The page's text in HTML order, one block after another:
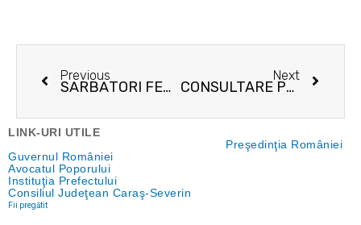
Prev
Previous
SĂRBĂTORI FERICITE ȘI LA MULȚI ANI MOLDOVA NOUĂ!
Next
CONSULTARE PUBLICĂ PRIVIND – Planul de Mobilitate Urbană Durabilă pentru Orașul Moldova Nouă
Next
LINK-URI UTILE
Preşedinţia României
Guvernul României
Avocatul Poporului
Instituţia Prefectului
Consiliul Judeţean Caraş-Severin
Fii pregătit